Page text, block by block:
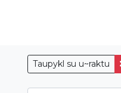
Taupykl su u~raktu